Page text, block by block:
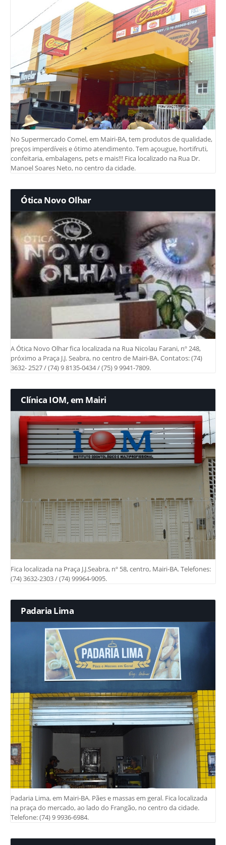
No Supermercado Comel, em Mairi-BA, tem produtos de qualidade,
preços imperdíveis e ótimo atendimento. Tem açougue, hortifruti,
confeitaria, embalagens, pets e mais!!! Fica localizado na Rua Dr.
Manoel Soares Neto, no centro da cidade.
Ótica Novo Olhar
A Ótica Novo Olhar fica localizada na Rua Nicolau Farani, nº 248,
próximo a Praça J.J. Seabra, no centro de Mairi-BA. Contatos: (74)
3632- 2527 / (74) 9 8135-0434 / (75) 9 9941-7809.
Clínica IOM, em Mairi
Fica localizada na Praça J.J.Seabra, nº 58, centro, Mairi-BA. Telefones:
(74) 3632-2303 / (74) 99964-9095.
Padaria Lima
Padaria Lima, em Mairi-BA. Pães e massas em geral. Fica localizada
na praça do mercado, ao lado do Frangão, no centro da cidade.
Telefone: (74) 9 9936-6984.